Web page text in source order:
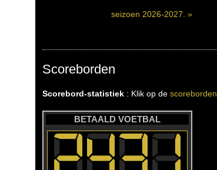
seizoen 2026-2027. »
Scoreborden
Scorebord-statistiek : Klik op de scoreborden
BETAALD VOETBAL